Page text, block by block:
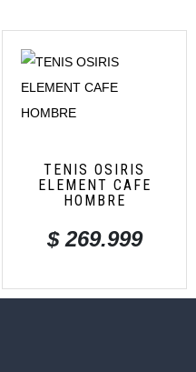
TENIS OSIRIS
ELEMENT CAFE
HOMBRE
$269.999